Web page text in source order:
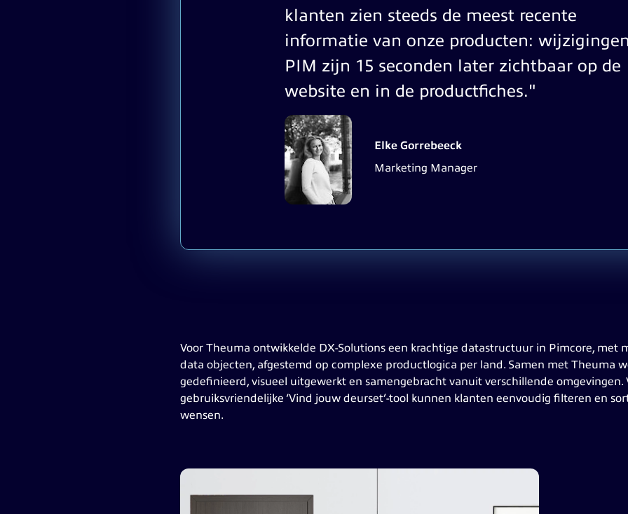
klanten zien steeds de meest recente
informatie van onze producten:
PIM zijn 15 seconden later zichtbaar op de
website en in de productfiches."
Elke Gorrebeeck
Marketing Manager
Voor Theuma ontwikkelde DX-Solutions een krachtige datastructuur in Pimcore, met
data objecten, afgestemd op complexe productlogica per land. Samen met Theuma
gedefinieerd, visueel uitgewerkt en samengebracht vanuit verschillende omgevingen.
gebruiksvriendelijke ‘Vind jouw deurset’-tool kunnen klanten eenvoudig filteren en
wensen.